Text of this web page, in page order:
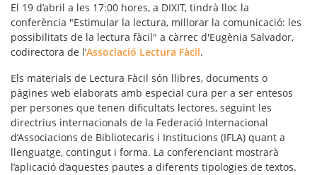
El 19 d’abril a les 17:00 hores, a DIXIT, tindrà lloc la
conferència "Estimular la lectura, millorar la comunicació: les
possibilitats de la lectura fàcil" a càrrec d'Eugènia Salvador,
codirectora de l’Associació Lectura Fàcil.
Els materials de Lectura Fàcil són llibres, documents o
pàgines web elaborats amb especial cura per a ser entesos
per persones que tenen dificultats lectores, seguint les
directrius internacionals de la Federació Internacional
d’Associacions de Bibliotecaris i Institucions (IFLA) quant a
llenguatge, contingut i forma. La conferenciant mostrarà
l’aplicació d’aquestes pautes a diferents tipologies de textos.